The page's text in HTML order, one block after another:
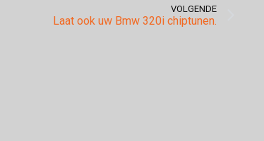
VOLGENDE
Laat ook uw Bmw 320i chiptunen.